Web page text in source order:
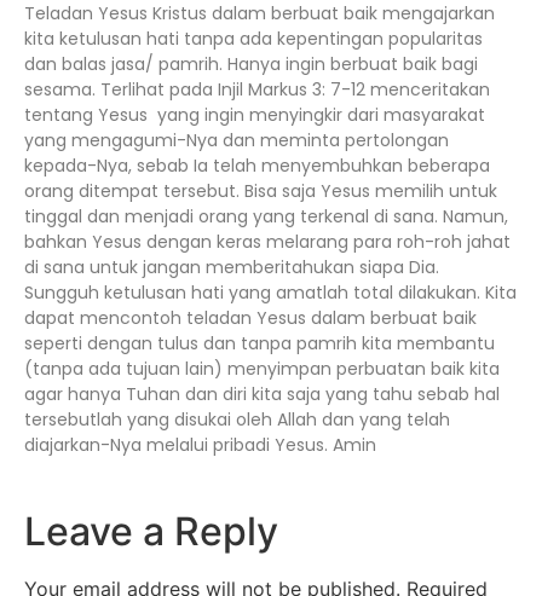
Teladan Yesus Kristus dalam berbuat baik mengajarkan
kita ketulusan hati tanpa ada kepentingan popularitas
dan balas jasa/ pamrih. Hanya ingin berbuat baik bagi
sesama. Terlihat pada Injil Markus 3: 7-12 menceritakan
tentang Yesus yang ingin menyingkir dari masyarakat
yang mengagumi-Nya dan meminta pertolongan
kepada-Nya, sebab Ia telah menyembuhkan beberapa
orang ditempat tersebut. Bisa saja Yesus memilih untuk
tinggal dan menjadi orang yang terkenal di sana. Namun,
bahkan Yesus dengan keras melarang para roh-roh jahat
di sana untuk jangan memberitahukan siapa Dia.
Sungguh ketulusan hati yang amatlah total dilakukan. Kita
dapat mencontoh teladan Yesus dalam berbuat baik
seperti dengan tulus dan tanpa pamrih kita membantu
(tanpa ada tujuan lain) menyimpan perbuatan baik kita
agar hanya Tuhan dan diri kita saja yang tahu sebab hal
tersebutlah yang disukai oleh Allah dan yang telah
diajarkan-Nya melalui pribadi Yesus. Amin
Leave a Reply
Your email address will not be published. Required